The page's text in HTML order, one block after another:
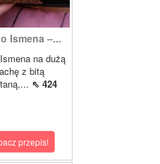
Ismena –...
na dużą
z bitą
⇖ 424
przepis!